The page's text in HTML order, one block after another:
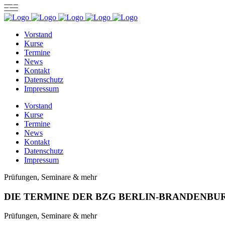
Vorstand
Kurse
Termine
News
Kontakt
Datenschutz
Impressum
Vorstand
Kurse
Termine
News
Kontakt
Datenschutz
Impressum
Prüfungen, Seminare & mehr
DIE TERMINE DER BZG BERLIN-
Prüfungen, Seminare & mehr